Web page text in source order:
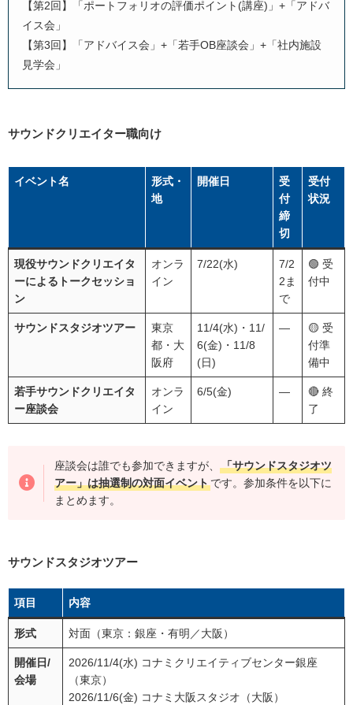
【第2回】「ポートフォリオの評価ポイント(講座)」+「アドバ
イス会」
【第3回】「アドバイス会」+「若手OB座談会」+「社内施設
見学会」
サウンドクリエイター職向け
イベント名
形式・
地
開催日
受
付
締
切
受付
状況
現役サウンドクリエイタ
ーによるトークセッショ
ン
オンラ
イン
7/22(水)
7/2
2ま
で
🟢 受
付中
サウンドスタジオツアー
東京
都・大
阪府
11/4(水)・11/
6(金)・11/8
(日)
―
🟡 受
付準
備中
若手サウンドクリエイタ
ー座談会
オンラ
イン
6/5(金) ―
🔴 終
了
座談会は誰でも参加できますが、「サウンドスタジオツ
アー」は抽選制の対面イベントです。参加条件を以下に
まとめます。
サウンドスタジオツアー
項目 内容
形式 対面（東京：銀座・有明／大阪）
開催日/
会場
2026/11/4(水) コナミクリエイティブセンター銀座
（東京）
2026/11/6(金) コナミ大阪スタジオ（大阪）